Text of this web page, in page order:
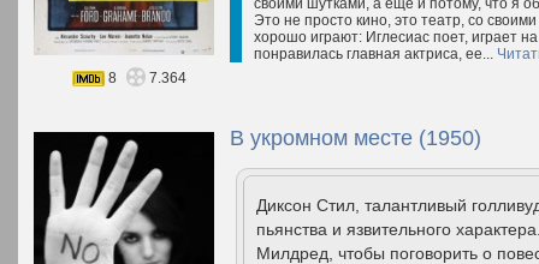
своими шутками, а еще и потому, что я
Это не просто кино, это театр, со
хорошо играют: Иглесиас поет, играет
понравилась главная актриса, ее...
8
7.364
В укромном месте (1950)
Диксон Стил, талантливый
пьянства и язвительного
Милдред, чтобы поговорить о